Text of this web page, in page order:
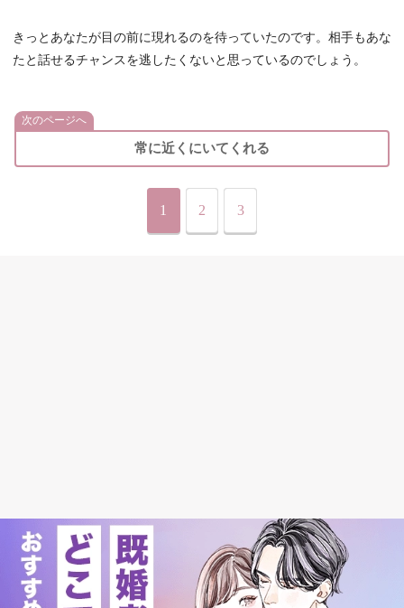
きっとあなたが目の前に現れるのを待っていたのです。相手もあな
たと話せるチャンスを逃したくないと思っているのでしょう。
次のページへ
常に近くにいてくれる
1 2 3